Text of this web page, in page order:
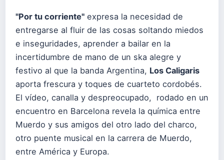
"Por tu corriente" expresa la necesidad de
entregarse al fluir de las cosas soltando miedos
e inseguridades, aprender a bailar en la
incertidumbre de mano de un ska alegre y
festivo al que la banda Argentina, Los Caligaris
aporta frescura y toques de cuarteto cordobés.
El vídeo, canalla y despreocupado, rodado en un
encuentro en Barcelona revela la química entre
Muerdo y sus amigos del otro lado del charco,
otro puente musical en la carrera de Muerdo,
entre América y Europa.